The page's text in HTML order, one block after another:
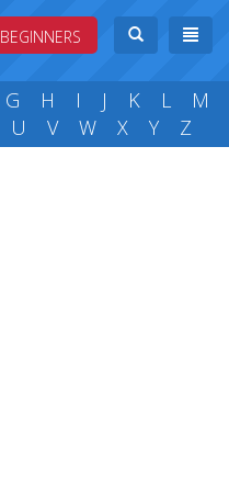
BEGINNERS
G H I J K L
M
U V W X Y Z